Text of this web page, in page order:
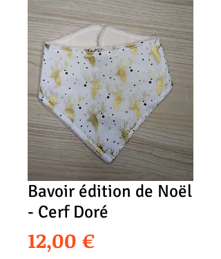
Bavoir édition de Noël
- Cerf Doré
12,00 €Prix